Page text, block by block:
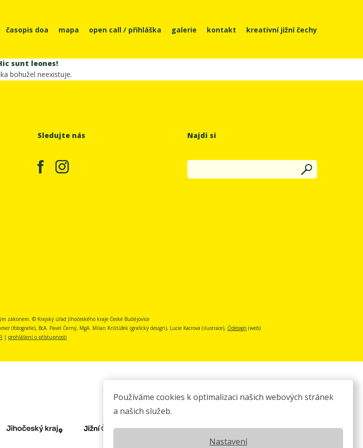
časopis doa mapa open call / přihláška galerie kontakt kreativní jižní čechy
sunt leones!
bohužel neexistuje.
Sledujte nás Najdi si
zákonem. © Krajský úřad Jihočeského kraje České Budějovice
(fotografie), BcA. Pavel Černý, MgA. Milan Krištůfek (grafický design), Lucie Kacrová (ilustrace), Ódesign (web)
| prohlášení o přístupnosti
Používáme cookies k optimalizaci našich webových stránek
a našich služeb.
Nastavení